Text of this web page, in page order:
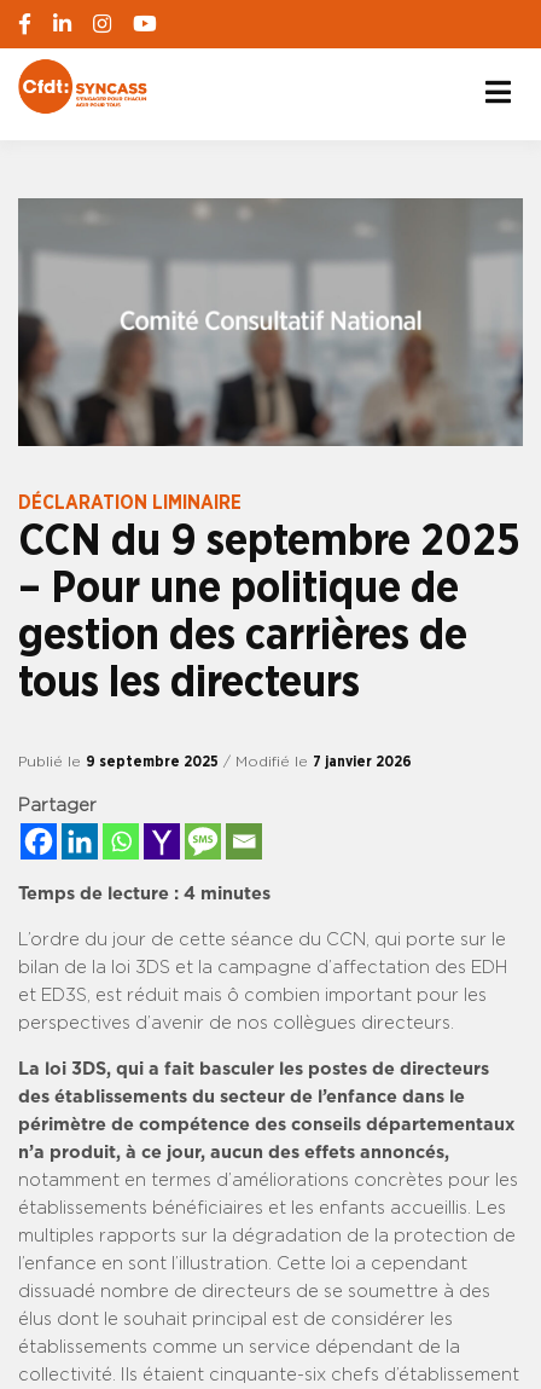
DÉCLARATION LIMINAIRE
CCN du 9 septembre 2025
– Pour une politique de
gestion des carrières de
tous les directeurs
Publié le 9 septembre 2025 / Modifié le 7 janvier 2026
Partager
Temps de lecture : 4 minutes
L’ordre du jour de cette séance du CCN, qui porte sur le
bilan de la loi 3DS et la campagne d’affectation des EDH
et ED3S, est réduit mais ô combien important pour les
perspectives d’avenir de nos collègues directeurs.
La loi 3DS, qui a fait basculer les postes de directeurs
des établissements du secteur de l’enfance dans le
périmètre de compétence des conseils départementaux
n’a produit, à ce jour, aucun des effets annoncés,
notamment en termes d’améliorations concrètes pour les
établissements bénéficiaires et les enfants accueillis. Les
multiples rapports sur la dégradation de la protection de
l’enfance en sont l’illustration. Cette loi a cependant
dissuadé nombre de directeurs de se soumettre à des
élus dont le souhait principal est de considérer les
établissements comme un service dépendant de la
collectivité. Ils étaient cinquante-six chefs d’établissement